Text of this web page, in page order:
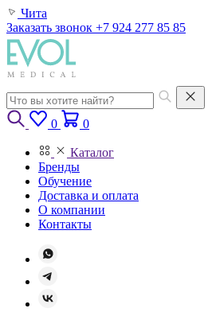
Чита
Заказать звонок +7 924 277 85 85
0 0
Каталог
Бренды
Обучение
Доставка и оплата
О компании
Контакты